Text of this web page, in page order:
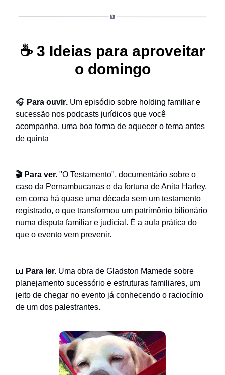
☕ 3 Ideias para aproveitar
o domingo
🎧 Para ouvir. Um episódio sobre holding familiar e
sucessão nos podcasts jurídicos que você
acompanha, uma boa forma de aquecer o tema antes
de quinta
🎬 Para ver. "O Testamento", documentário sobre o
caso da Pernambucanas e da fortuna de Anita Harley,
em coma há quase uma década sem um testamento
registrado, o que transformou um patrimônio bilionário
numa disputa familiar e judicial. É a aula prática do
que o evento vem prevenir.
📖 Para ler. Uma obra de Gladston Mamede sobre
planejamento sucessório e estruturas familiares, um
jeito de chegar no evento já conhecendo o raciocínio
de um dos palestrantes.